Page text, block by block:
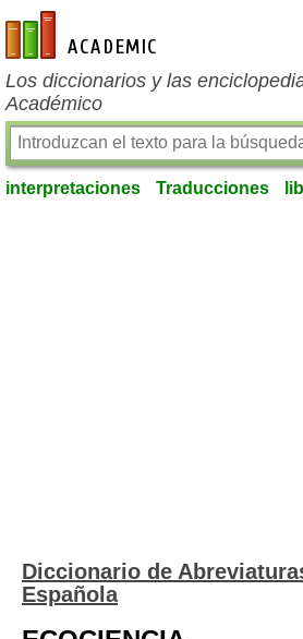
es-academic.com
Los diccionarios y las
Académico
interpretaciones Traducciones
Diccionario de
Española